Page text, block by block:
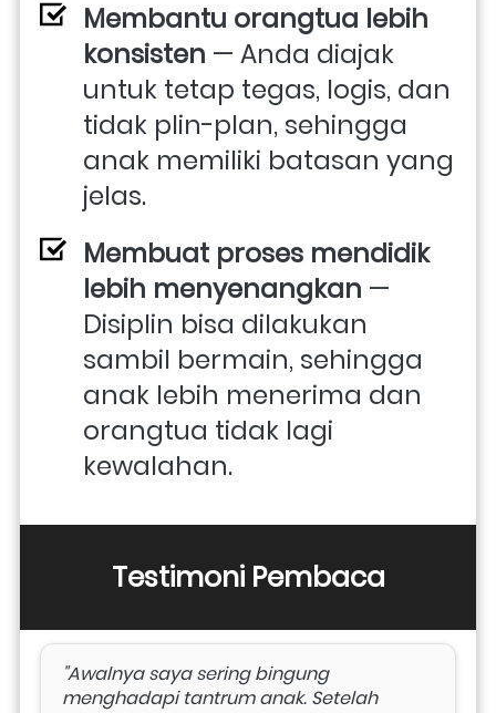
Membantu orangtua lebih
konsisten — Anda diajak
untuk tetap tegas, logis, dan
tidak plin-plan, sehingga
anak memiliki batasan yang
jelas.
Membuat proses mendidik
lebih menyenangkan —
Disiplin bisa dilakukan
sambil bermain, sehingga
anak lebih menerima dan
orangtua tidak lagi
kewalahan.
Testimoni Pembaca
"Awalnya saya sering bingung
menghadapi tantrum anak. Setelah